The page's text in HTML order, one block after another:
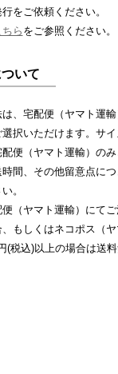
をご依頼ください。
ちら をご参照ください。
いて
は、宅配便（ヤマト運
択いただけます。サ
便（ヤマト運輸）のみ
間、その他留意点につ
。
（ヤマト運輸）にて
、もしくはネコポス（
(税込)以上の場合は送料